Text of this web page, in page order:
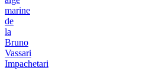
marine
de
la
Bruno
Vassari
Impachetari